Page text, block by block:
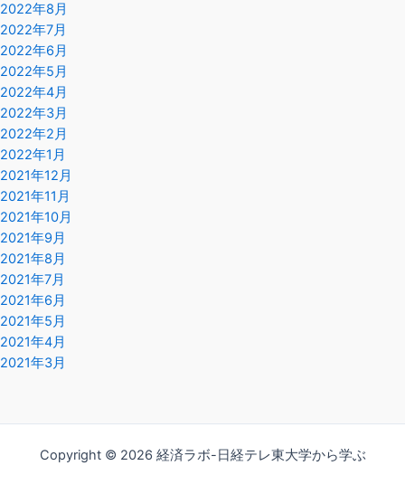
2022年8月
2022年7月
2022年6月
2022年5月
2022年4月
2022年3月
2022年2月
2022年1月
2021年12月
2021年11月
2021年10月
2021年9月
2021年8月
2021年7月
2021年6月
2021年5月
2021年4月
2021年3月
Copyright © 2026 経済ラボ-日経テレ東大学から学ぶ